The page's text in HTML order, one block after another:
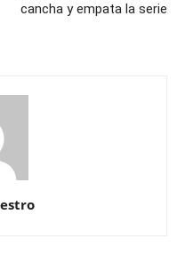
cancha y empata la serie